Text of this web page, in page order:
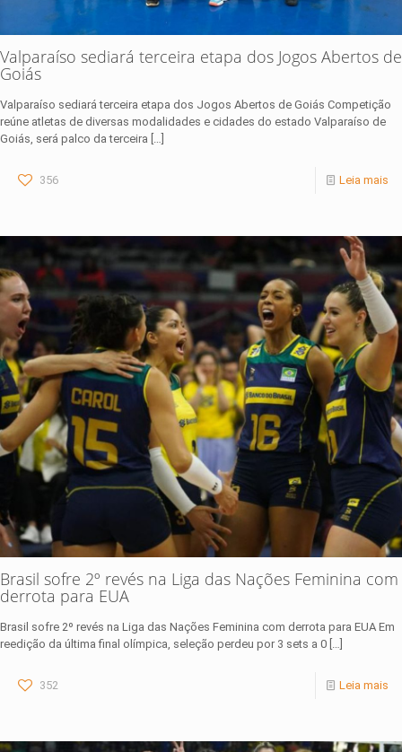
Valparaíso sediará terceira etapa dos Jogos Abertos de
Goiás
Valparaíso sediará terceira etapa dos Jogos Abertos de Goiás Competição
reúne atletas de diversas modalidades e cidades do estado Valparaíso de
Goiás, será palco da terceira […]
356 Leia mais
Brasil sofre 2º revés na Liga das Nações Feminina com
derrota para EUA
Brasil sofre 2º revés na Liga das Nações Feminina com derrota para EUA Em
reedição da última final olímpica, seleção perdeu por 3 sets a 0
352 Leia mais